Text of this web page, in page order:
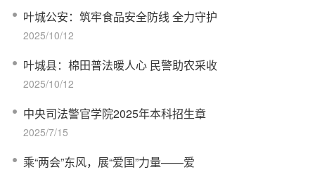
叶城公安：筑牢食品安全防线 全力守护
2025/10/12
叶城县：棉田普法暖人心 民警助农采收
2025/10/12
中央司法警官学院2025年本科招生章
2025/7/15
乘“两会”东风，展“爱国”力量——爱